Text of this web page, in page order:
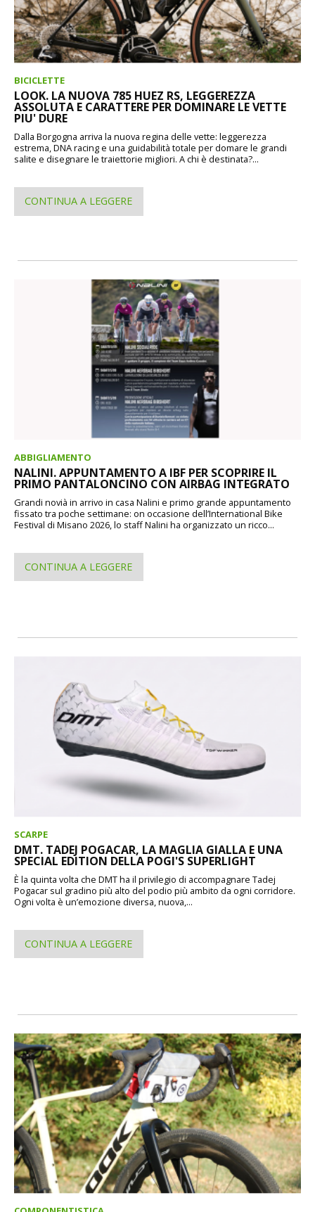
BICICLETTE
LOOK. LA NUOVA 785 HUEZ RS, LEGGEREZZA
ASSOLUTA E CARATTERE PER DOMINARE LE VETTE
PIU' DURE
Dalla Borgogna arriva la nuova regina delle vette: leggerezza
estrema, DNA racing e una guidabilità totale per domare le grandi
salite e disegnare le traiettorie migliori. A chi è destinata?...
CONTINUA A LEGGERE
ABBIGLIAMENTO
NALINI. APPUNTAMENTO A IBF PER SCOPRIRE IL
PRIMO PANTALONCINO CON AIRBAG INTEGRATO
Grandi novià in arrivo in casa Nalini e primo grande appuntamento
fissato tra poche settimane: on occasione dell’International Bike
Festival di Misano 2026, lo staff Nalini ha organizzato un ricco...
CONTINUA A LEGGERE
SCARPE
DMT. TADEJ POGACAR, LA MAGLIA GIALLA E UNA
SPECIAL EDITION DELLA POGI'S SUPERLIGHT
È la quinta volta che DMT ha il privilegio di accompagnare Tadej
Pogacar sul gradino più alto del podio più ambito da ogni corridore.
Ogni volta è un’emozione diversa, nuova,...
CONTINUA A LEGGERE